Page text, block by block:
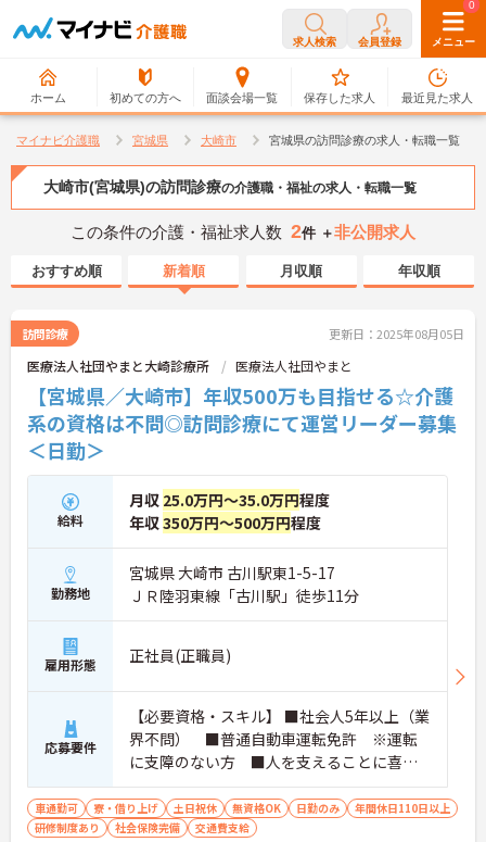
求人検索 会員登録 メニュー
ホーム 初めての方へ 面談会場一覧
0
保存した求人
0
最近見た求人
マイナビ介護職 宮城県 大崎市 宮城県の訪問診療の求人・転職一覧
大崎市(宮城県)の訪問診療の介護職・福祉の求人・転職一覧
この条件の介護・福祉求人数 2件 ＋非公開求人
おすすめ順 新着順 月収順 年収順
訪問診療 更新日：2025年08月05日
医療法人社団やまと大崎診療所 医療法人社団やまと
【宮城県／大崎市】年収500万も目指せる☆介護
系の資格は不問◎訪問診療にて運営リーダー募集
＜日勤＞
給料
月収 25.0万円～35.0万円程度
年収350万円～500万円程度
勤務地
宮城県 大崎市 古川駅東1-5-17
ＪＲ陸羽東線「古川駅」徒歩11分
雇用形態 正社員(正職員)
応募要件
【必要資格・スキル】 ■社会人5年以上（業
界不問） ■普通自動車運転免許 ※運転
に支障のない方 ■人を支えることに喜び
を感じられる方 ■チームやプロジェクト
などでメンバーをまとめる役割を経験した
ことがある方 ■介護資格の無い方 可
車通勤可 寮・借り上げ 土日祝休 無資格OK 日勤のみ
年間休日110日以上
研修制度あり
社会保険完備 交通費支給